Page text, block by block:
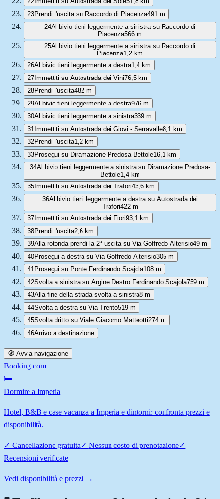
23Prendi l'uscita su Raccordo di Piacenza491 m
24Al bivio tieni leggermente a sinistra su Raccordo di
Piacenza566 m
25Al bivio tieni leggermente a sinistra su Raccordo di
Piacenza1,2 km
26Al bivio tieni leggermente a destra1,4 km
27Immettiti su Autostrada dei Vini76,5 km
28Prendi l'uscita482 m
29Al bivio tieni leggermente a destra976 m
30Al bivio tieni leggermente a sinistra339 m
31 Immettiti su Autostrada dei Giovi - Serravalle8,1 km
32Prendi l'uscita1,2 km
33Prosegui su Diramazione Predosa-Bettole16,1 km
34Al bivio tieni leggermente a sinistra su Diramazione Predosa-
Bettole1,4 km
35Immettiti su Autostrada dei Trafori43,6 km
36Al bivio tieni leggermente a destra su Autostrada dei
Trafori422 m
37Immettiti su Autostrada dei Fiori93,1 km
38Prendi l'uscita2,6 km
39Alla rotonda prendi la 2ª uscita su Via Goffredo Alterisio49 m
40Prosegui a destra su Via Goffredo Alterisio305 m
41 Prosegui su Ponte Ferdinando Scajola108 m
42Svolta a sinistra su Argine Destro Ferdinando Scajola759 m
43Alla fine della strada svolta a sinistra8 m
44Svolta a destra su Via Trento519 m
45Svolta dritto su Viale Giacomo Matteotti274 m
46Arrivo a destinazione
🧭 Avvia navigazione
Booking.com
🛏️
Dormire a Imperia
Hotel, B&B e case vacanza a Imperia e dintorni: confronta prezzi e
disponibilità.
✓ Cancellazione gratuita✓ Nessun costo di prenotazione✓
Recensioni verificate
Vedi disponibilità e prezzi →